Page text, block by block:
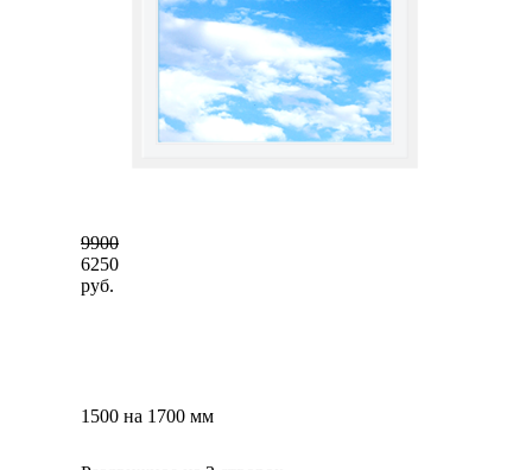
9900
6250
руб.
1500 на 1700 мм